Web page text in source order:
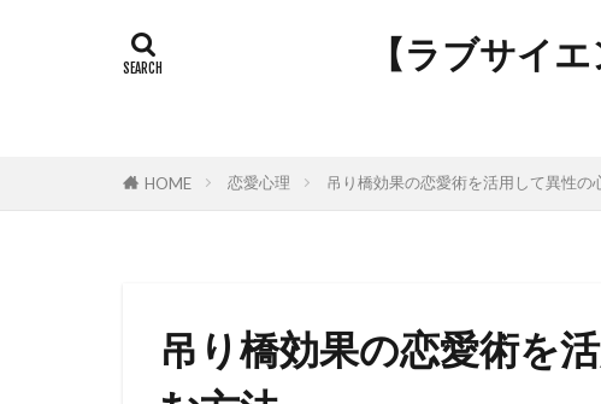
【ラブサイ
HOME 恋愛心理 吊り橋効果の恋愛術を活用して異性の
吊り橋効果の恋愛術を